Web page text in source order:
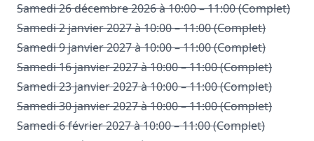
Samedi 26 décembre 2026 à 10:00 – 11:00 (Complet)
Samedi 2 janvier 2027 à 10:00 – 11:00 (Complet)
Samedi 9 janvier 2027 à 10:00 – 11:00 (Complet)
Samedi 16 janvier 2027 à 10:00 – 11:00 (Complet)
Samedi 23 janvier 2027 à 10:00 – 11:00 (Complet)
Samedi 30 janvier 2027 à 10:00 – 11:00 (Complet)
Samedi 6 février 2027 à 10:00 – 11:00 (Complet)